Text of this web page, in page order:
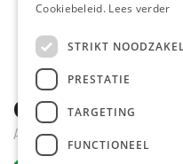
Curry Ketchup
Actief
Cookiebeleid. Lees verder
STRIKT
PRESTATIE
TARGETING
FUNCTIONEEL